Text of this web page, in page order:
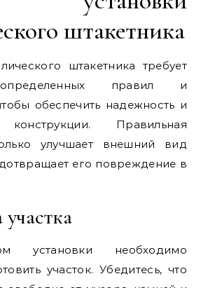
штакетника
штакетника требует
правил и
обеспечить надежность и
конструкции. Правильная
улучшает внешний вид
его повреждение в
установки необходимо
участок. Убедитесь, что